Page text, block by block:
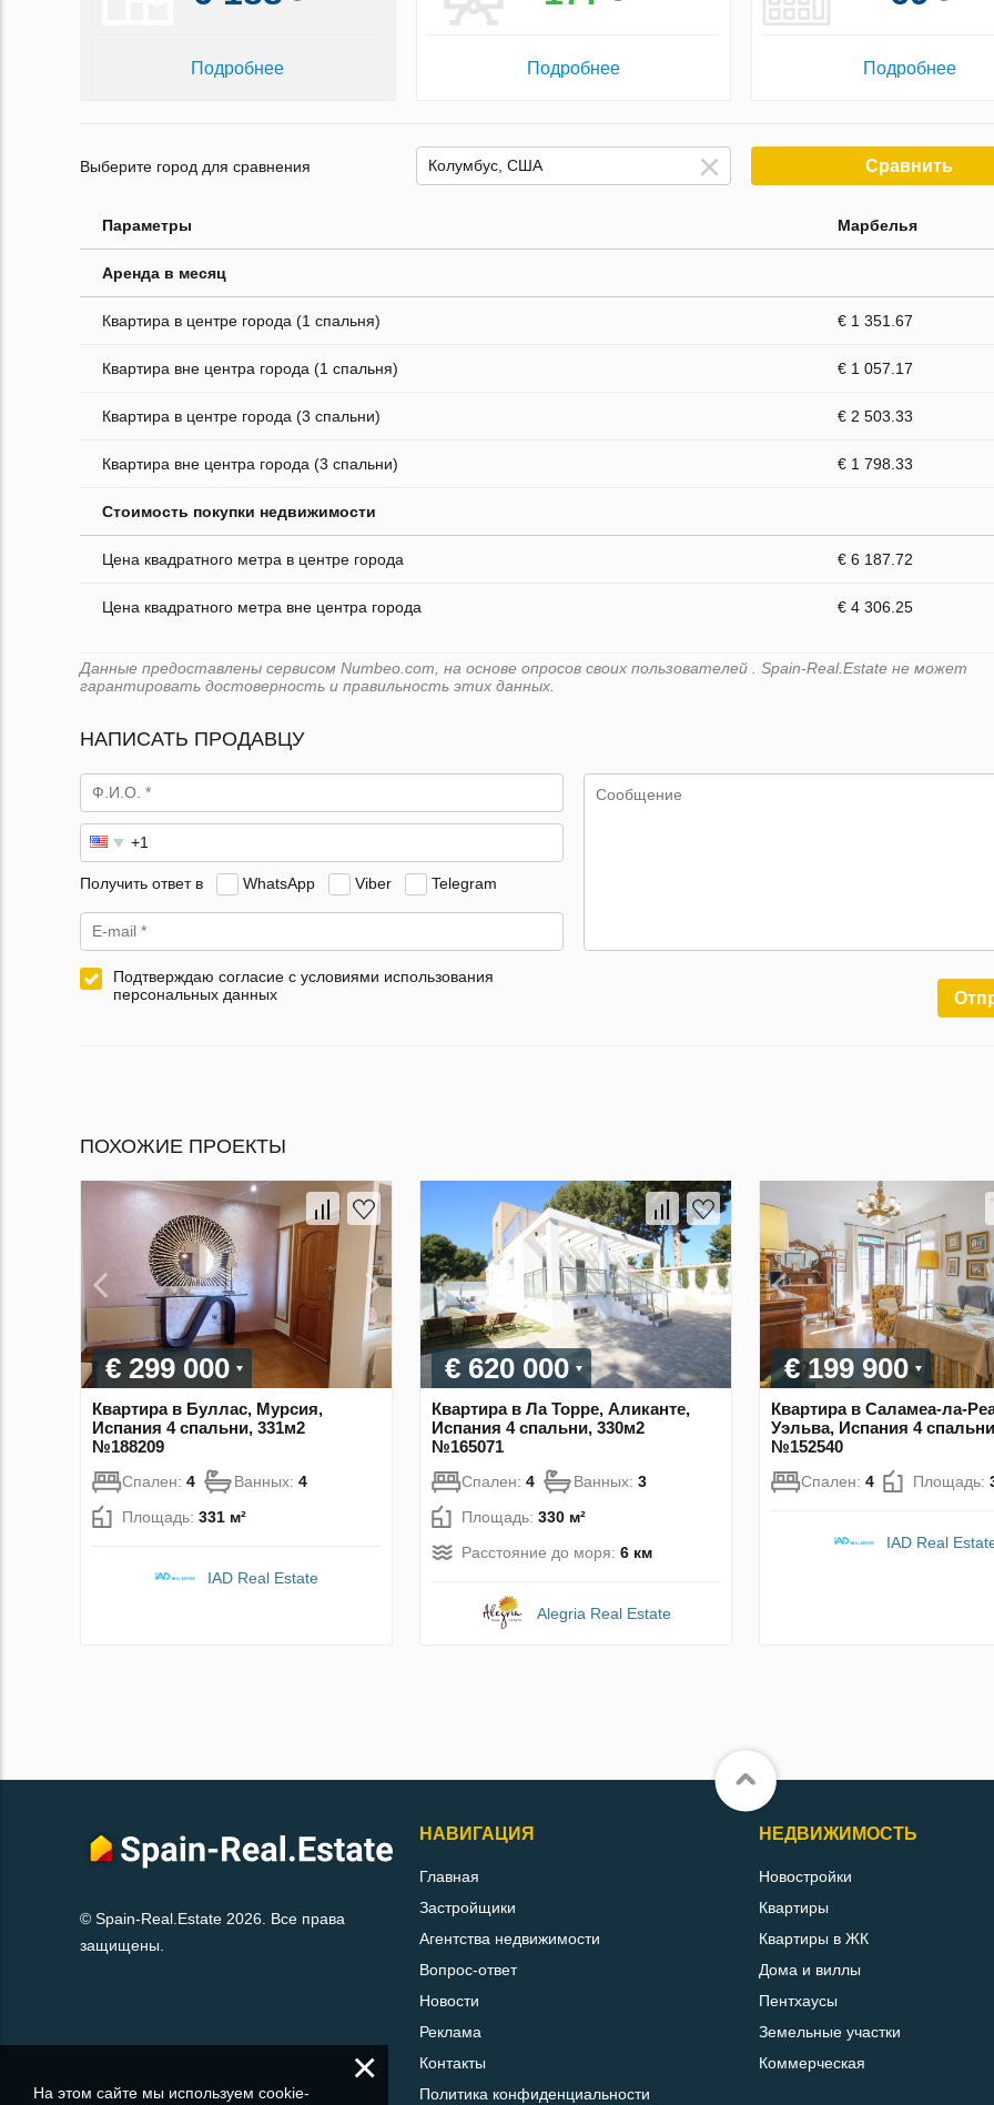
Подробнее Подробнее Подробнее
Выберите город для сравнения Сравнить
Параметры Марбелья
Аренда в месяц
Квартира в центре города (1 спальня) € 1 351.67
Квартира вне центра города (1 спальня) € 1 057.17
Квартира в центре города (3 спальни) € 2 503.33
Квартира вне центра города (3 спальни) € 1 798.33
Стоимость покупки недвижимости
Цена квадратного метра в центре города € 6 187.72
Цена квадратного метра вне центра города € 4 306.25
Данные предоставлены сервисом Numbeo.com, на основе опросов своих пользователей . Spain-Real.Estate не может
гарантировать достоверность и правильность этих данных.
НАПИСАТЬ ПРОДАВЦУ
Получить ответ в WhatsApp Viber Telegram
Подтверждаю согласие с условиями использования
персональных данных
ПОХОЖИЕ ПРОЕКТЫ
€ 299 000
Квартира в Буллас, Мурсия,
Испания 4 спальни, 331м2
№188209
Спален: 4 Ванных: 4
Площадь: 331 м²
IAD Real Estate
€ 620 000
Квартира в Ла Торре, Аликанте,
Испания 4 спальни, 330м2
№165071
Спален: 4 Ванных: 3
Площадь: 330 м²
Расстояние до моря: 6 км
Alegria Real Estate
€ 199 900
Квартира в Саламеа-ла-
Уэльва, Испания 4
№152540
Спален: 4 Площадь:
IAD Real
© Spain-Real.Estate 2026. Все права
защищены.
НАВИГАЦИЯ
Главная
Застройщики
Агентства недвижимости
Вопрос-ответ
Новости
Реклама
Контакты
Политика конфиденциальности
НЕДВИЖИМОСТЬ
Новостройки
Квартиры
Квартиры в ЖК
Дома и виллы
Пентхаусы
Земельные участки
Коммерческая
×
На этом сайте мы используем cookie-